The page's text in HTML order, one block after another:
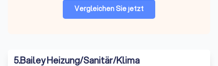
Vergleichen Sie jetzt
5.Bailey Heizung/Sanitär/Klima